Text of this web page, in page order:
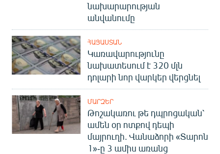
նախարարության
անվանումը
ՀԱՅԱՍՏԱՆ
Կառավարությունը
նախատեսում է 320 մլն
դոլարի նոր վարկեր վերցնել
ՄԱՐԶԵՐ
Թոշակառու թե դպրոցական՝
ամեն օր ոտքով դեպի
մայրուղի. Վանաձորի «Տարոն
1»-ը 3 ամիս առանց